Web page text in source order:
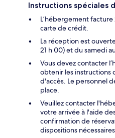
Instructions spéciales
L’hébergement
carte de crédit.
La réception est
21 h 00) et du samedi
Vous devez contacter
obtenir les instructions
d'accès. Le personnel
place.
Veuillez contacter
votre arrivée à l'aide
confirmation de
dispositions